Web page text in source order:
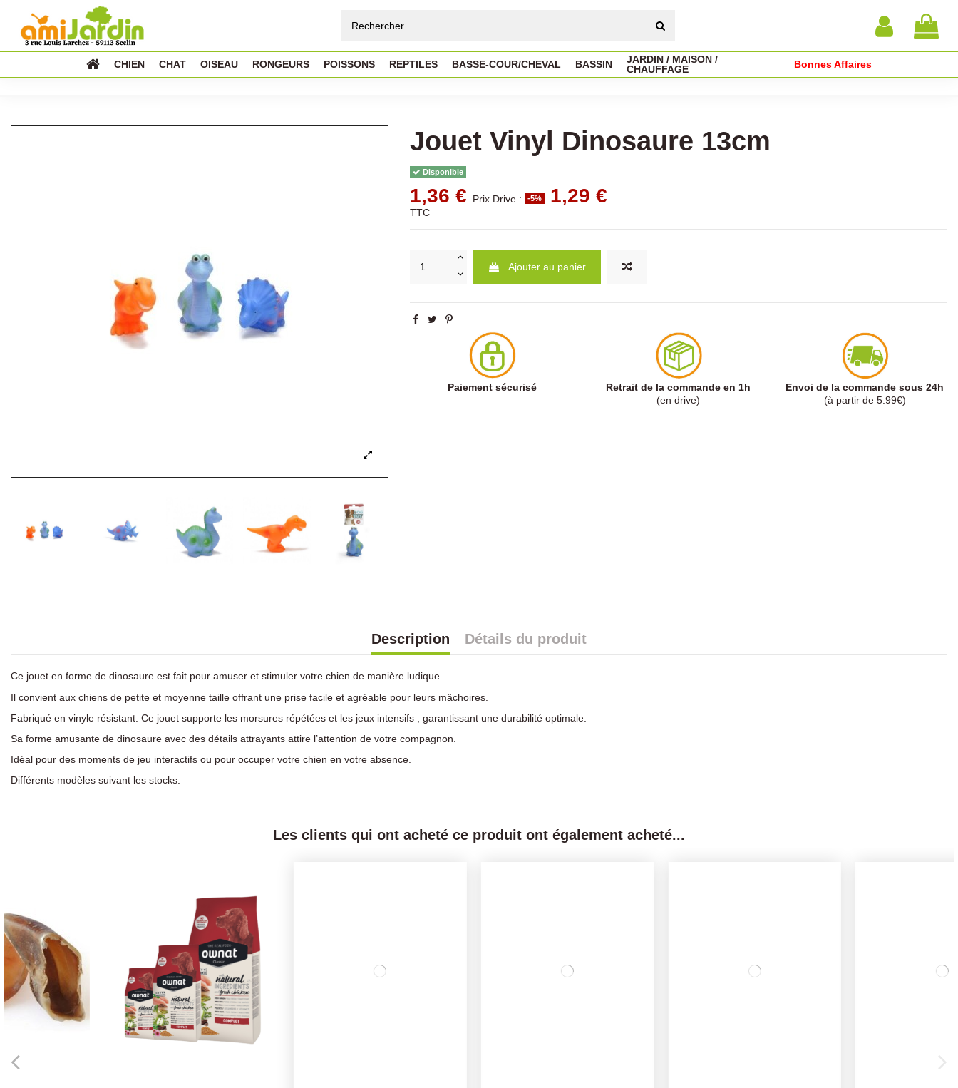
CHIEN CHAT OISEAU RONGEURS POISSONS REPTILES BASSE-COUR/CHEVAL BASSIN
JARDIN / MAISON /
CHAUFFAGE
Bonnes Affaires
Jouet Vinyl Dinosaure 13cm
Disponible
1,36 € Prix Drive : -5% 1,29 €
TTC
Ajouter au panier
Paiement sécurisé
Retrait de la commande en 1h
(en drive)
Envoi de la commande sous 24h
(à partir de 5.99€)
Description Détails du produit
Ce jouet en forme de dinosaure est fait pour amuser et stimuler votre chien de manière ludique.
Il convient aux chiens de petite et moyenne taille offrant une prise facile et agréable pour leurs mâchoires.
Fabriqué en vinyle résistant. Ce jouet supporte les morsures répétées et les jeux intensifs ; garantissant une durabilité optimale.
Sa forme amusante de dinosaure avec des détails attrayants attire l’attention de votre compagnon.
Idéal pour des moments de jeu interactifs ou pour occuper votre chien en votre absence.
Différents modèles suivant les stocks.
Les clients qui ont acheté ce produit ont également acheté...